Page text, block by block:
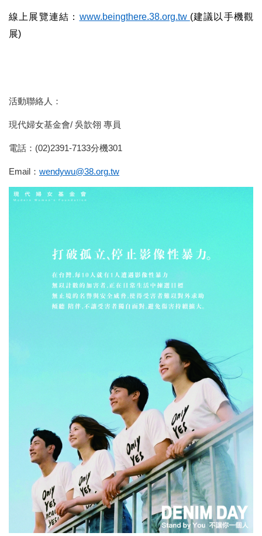
線上展覽連結： www.beingthere.38.org.tw (建議以手機觀
展)
活動聯絡人：
現代婦女基金會/ 吳歆翎 專員
電話：(02)2391-7133分機301
Email ： wendywu@38.org.tw